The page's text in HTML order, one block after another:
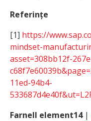
Referințe
[1] https://
mindset-
asset=308bb12f-
11ed-94b4-
Farnell element14|